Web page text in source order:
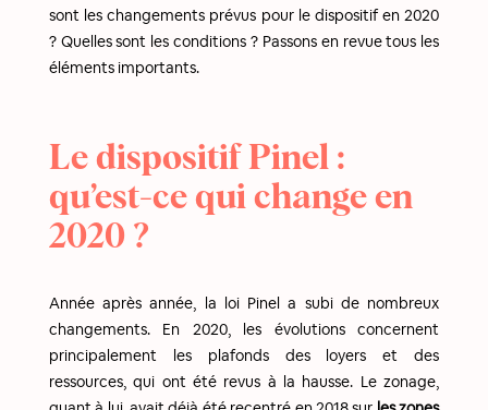
sont les changements prévus pour le dispositif en 2020
? Quelles sont les conditions ? Passons en revue tous les
éléments importants.
Le dispositif Pinel :
qu’est-ce qui change en
2020 ?
Année après année, la loi Pinel a subi de nombreux
changements. En 2020, les évolutions concernent
principalement les plafonds des loyers et des
ressources, qui ont été revus à la hausse. Le zonage,